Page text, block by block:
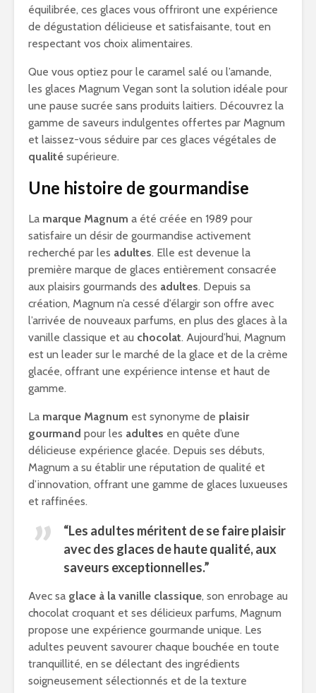
équilibrée, ces glaces vous offriront une expérience
de dégustation délicieuse et satisfaisante, tout en
respectant vos choix alimentaires.
Que vous optiez pour le caramel salé ou l’amande,
les glaces Magnum Vegan sont la solution idéale pour
une pause sucrée sans produits laitiers. Découvrez la
gamme de saveurs indulgentes offertes par Magnum
et laissez-vous séduire par ces glaces végétales de
qualité supérieure.
Une histoire de gourmandise
La marque Magnum a été créée en 1989 pour
satisfaire un désir de gourmandise activement
recherché par les adultes. Elle est devenue la
première marque de glaces entièrement consacrée
aux plaisirs gourmands des adultes. Depuis sa
création, Magnum n’a cessé d’élargir son offre avec
l’arrivée de nouveaux parfums, en plus des glaces à la
vanille classique et au chocolat. Aujourd’hui, Magnum
est un leader sur le marché de la glace et de la crème
glacée, offrant une expérience intense et haut de
gamme.
La marque Magnum est synonyme de plaisir
gourmand pour les adultes en quête d’une
délicieuse expérience glacée. Depuis ses débuts,
Magnum a su établir une réputation de qualité et
d’innovation, offrant une gamme de glaces luxueuses
et raffinées.
“Les adultes méritent de se faire plaisir
avec des glaces de haute qualité, aux
saveurs exceptionnelles.”
Avec sa glace à la vanille classique, son enrobage au
chocolat croquant et ses délicieux parfums, Magnum
propose une expérience gourmande unique. Les
adultes peuvent savourer chaque bouchée en toute
tranquillité, en se délectant des ingrédients
soigneusement sélectionnés et de la texture